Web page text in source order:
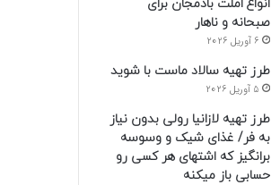
انواع املت بادمجان برای
صبحانه و ناهار
6 آوریل 2026
طرز تهیه سالاد ماست با شوید
5 آوریل 2026
طرز تهیه لازانیا رولی بدون نیاز
به فر/ غذای شیک و وسوسه
برانگیز که اشتهای هر کسی رو
حسابی باز میکنه